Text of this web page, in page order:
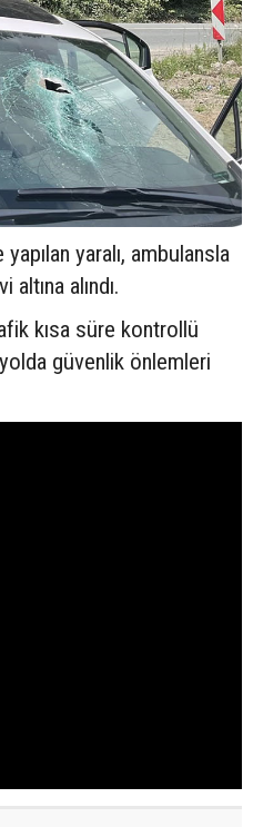
yaralı, ambulansla
alındı.
kısa süre kontrollü
güvenlik önlemleri